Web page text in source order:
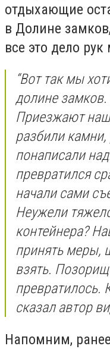
отдыхающие
в Долине
все это дело
“Вот так мы
долине
Приезжают
разбили
понаписали
превратился
начали сами
Неужели
контейнера?
принять меры,
взять.
превратилось.
сказал автор
Напомним,